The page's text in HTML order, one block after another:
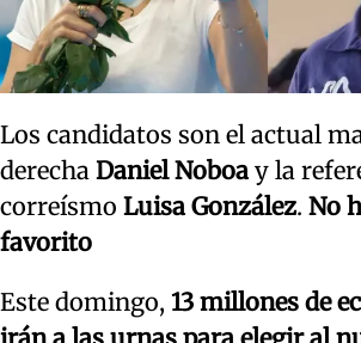
Los candidatos son el actual
derecha Daniel Noboa y la
correísmo Luisa González. No
favorito
Este domingo, 13 millones de